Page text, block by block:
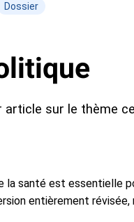
Dossier
sur le thème
la santé est essentielle
entièrement